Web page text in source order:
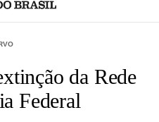
da Rede
Federal